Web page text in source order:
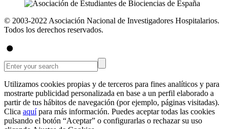
© 2003-2022 Asociación Nacional de Investigadores Hospitalarios.
Todos los derechos reservados.
Utilizamos cookies propias y de terceros para fines analíticos y para
mostrarte publicidad personalizada en base a un perfil elaborado a
partir de tus hábitos de navegación (por ejemplo, páginas visitadas).
Clica aquípara más información. Puedes aceptar todas las cookies
pulsando el botón “Aceptar” o configurarlas o rechazar su uso